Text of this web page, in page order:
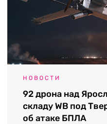
НОВОСТИ
92 дрона над
складу WB под
об атаке БПЛА